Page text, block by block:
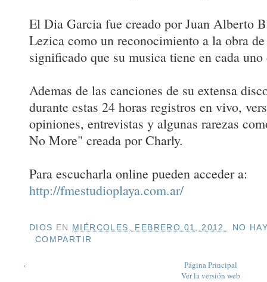
El Dia Garcia fue creado por Juan Alberto
Lezica como un reconocimiento a la obra
significado que su musica tiene en cada uno
Ademas de las canciones de su extensa
durante estas 24 horas registros en vivo,
opiniones, entrevistas y algunas rarezas
No More" creada por Charly.
Para escucharla online pueden acceder a:
http://fmestudioplaya.com.ar/
DIOS EN MIÉRCOLES, FEBRERO 01, 2012
NO
COMPARTIR
‹
Página Principal
Ver la versión web